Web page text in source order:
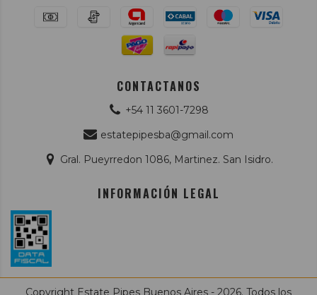
CONTACTANOS
+54 11 3601-7298
estatepipesba@gmail.com
Gral. Pueyrredon 1086, Martinez. San Isidro.
INFORMACIÓN LEGAL
Copyright Estate Pipes Buenos Aires - 2026. Todos los